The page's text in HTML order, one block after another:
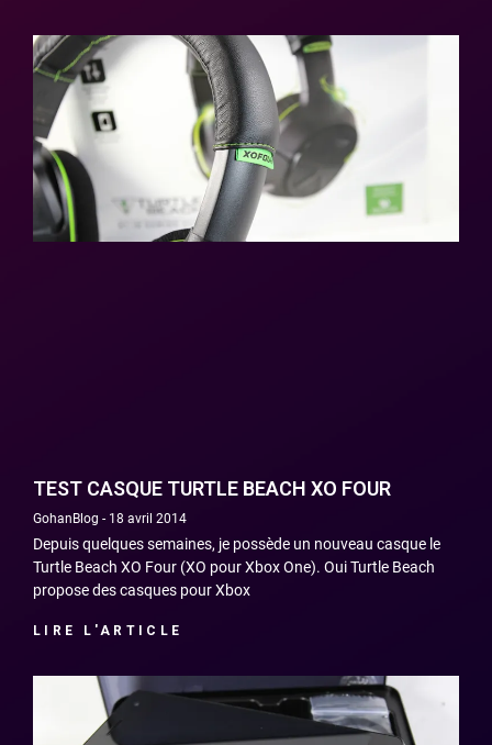
TEST CASQUE TURTLE BEACH XO FOUR
GohanBlog 18 avril 2014
Depuis quelques semaines, je possède un nouveau casque le
Turtle Beach XO Four (XO pour Xbox One). Oui Turtle Beach
propose des casques pour Xbox
LIRE L'ARTICLE